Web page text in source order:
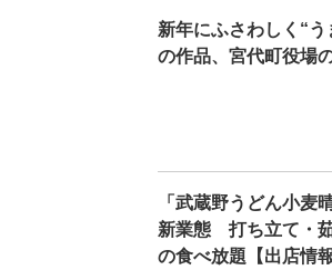
新年にふさわしく“
の作品、宮代町役場
「武蔵野うどん小
新業態 打ち立て・
の食べ放題【出店情報